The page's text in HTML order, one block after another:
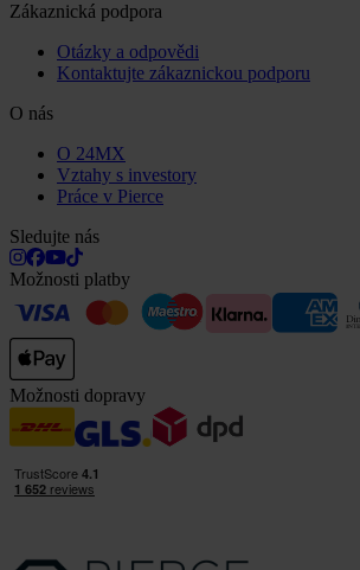
Zákaznická podpora
Otázky a odpovědi
Kontaktujte zákaznickou podporu
O nás
O 24MX
Vztahy s investory
Práce v Pierce
Sledujte nás
Možnosti platby
Možnosti dopravy